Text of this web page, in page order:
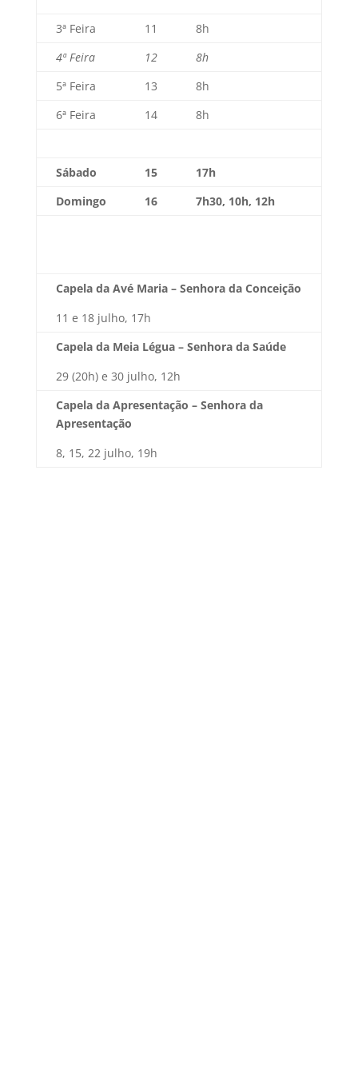
3ª Feira 11
8h
4ª Feira
12
8h
5ª Feira
13
8h
6ª Feira
14 8h
Sábado 15
17h
Domingo
16 7h30, 10h, 12h
Capela da Avé Maria – Senhora da Conceição
11 e 18 julho, 17h
Capela da Meia Légua – Senhora da Saúde
29 (20h) e 30 julho, 12h
Capela da Apresentação – Senhora da
Apresentação
8, 15, 22 julho, 19h